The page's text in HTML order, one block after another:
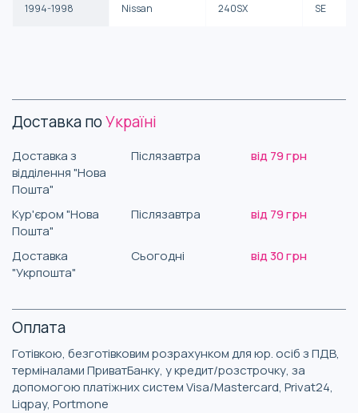
1994-1998 Nissan 240SX SE
Доставка поУкраїні
Доставка з
відділення "Нова
Пошта"
Післязавтра від 79 грн
Кур'єром "Нова
Пошта"
Післязавтра від 79 грн
Доставка
"Укрпошта"
Сьогодні від 30 грн
Оплата
Готівкою, безготівковим розрахунком для юр. осіб з ПДВ,
терміналами ПриватБанку, у кредит/розстрочку, за
допомогою платіжних систем Visa/Mastercard, Privat24,
Liqpay, Portmone